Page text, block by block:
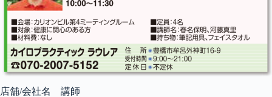
店舗/会社名 講師